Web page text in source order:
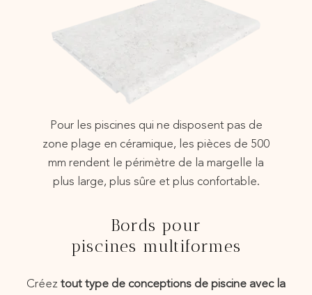
Pour les piscines qui ne disposent pas de
zone plage en céramique, les pièces de 500
mm rendent le périmètre de la margelle la
plus large, plus sûre et plus confortable.
Bords pour
piscines multiformes
Créez tout type de conceptions de piscine avec la